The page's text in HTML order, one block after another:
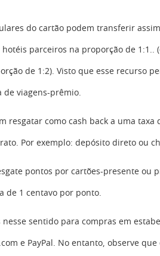
do cartão podem transferir
parceiros na proporção de 1:1..
de 1:2). Visto que esse recurso
viagens-prêmio.
resgatar como cash back a uma taxa
Por exemplo: depósito direto ou
pontos por cartões-presente ou
de 1 centavo por ponto.
nesse sentido para compras em
e PayPal. No entanto, observe que